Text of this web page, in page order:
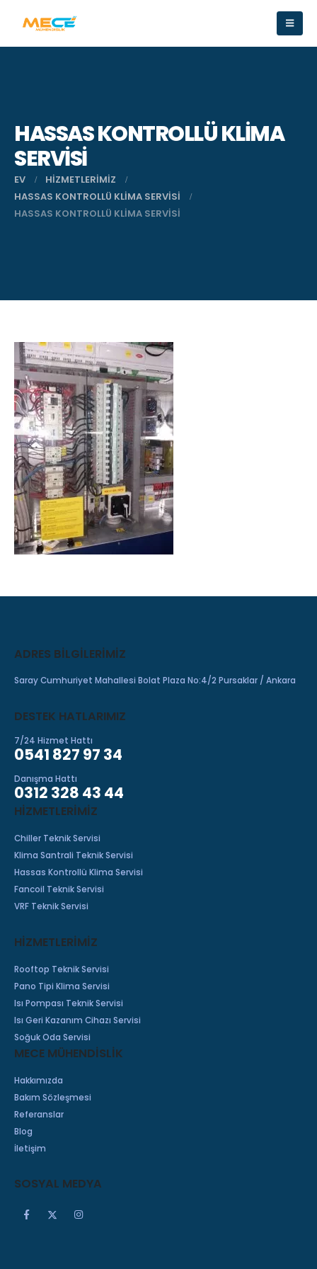
HASSAS KONTROLLÜ KLIMA
SERVISI
EV
HIZMETLERIMIZ
HASSAS KONTROLLÜ KLIMA SERVISI
HASSAS KONTROLLÜ KLIMA SERVISI
ADRES BILGILERIMIZ
Saray Cumhuriyet Mahallesi Bolat Plaza No:4/2 Pursaklar / Ankara
DESTEK HATLARIMIZ
7/24 Hizmet Hattı
0541 827 97 34
Danışma Hattı
0312 328 43 44
HIZMETLERIMIZ
Chiller Teknik Servisi
Klima Santrali Teknik Servisi
Hassas Kontrollü Klima Servisi
Fancoil Teknik Servisi
VRF Teknik Servisi
HİZMETLERİMİZ
Rooftop Teknik Servisi
Pano Tipi Klima Servisi
Isı Pompası Teknik Servisi
Isı Geri Kazanım Cihazı Servisi
Soğuk Oda Servisi
MECE MÜHENDİSLİK
Hakkımızda
Bakım Sözleşmesi
Referanslar
Blog
İletişim
SOSYAL MEDYA